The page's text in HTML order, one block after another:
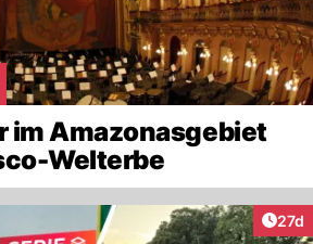
im Amazonasgebiet
Welterbe
27d